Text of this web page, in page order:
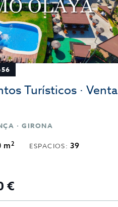
Turísticos · Venta
· GIRONA
m2 ESPACIOS:39
€